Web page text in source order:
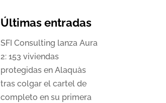
Últimas entradas
SFI Consulting lanza Aura
2: 153 viviendas
protegidas en Alaquàs
tras colgar el cartel de
completo en su primera